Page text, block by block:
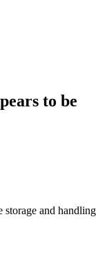
to be
storage and handling